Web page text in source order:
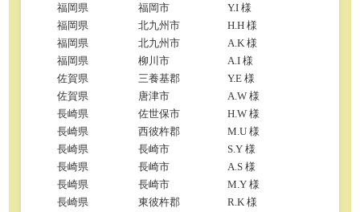
福岡県
福岡市
Y.I 様
福岡県
北九州市
H.H 様
福岡県
北九州市
A.K 様
福岡県
柳川市
A.I 様
佐賀県
三養基郡
Y.E 様
佐賀県
唐津市
A.W 様
長崎県
佐世保市
H.W 様
長崎県
西彼杵郡
M.U 様
長崎県
長崎市
S.Y 様
長崎県
長崎市
A.S 様
長崎県
長崎市
M.Y 様
長崎県
東彼杵郡
R.K 様